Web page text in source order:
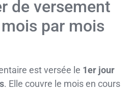
de versement
par mois
est versée le 1er jour
. Elle couvre le mois en cours